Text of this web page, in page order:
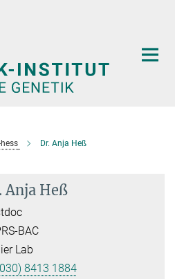
Dr. Anja Heß
Anja Heß
BAC
Lab
8413 1884